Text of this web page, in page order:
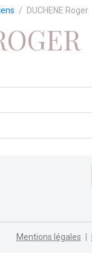
DUCHENE Roger
Mentions légales